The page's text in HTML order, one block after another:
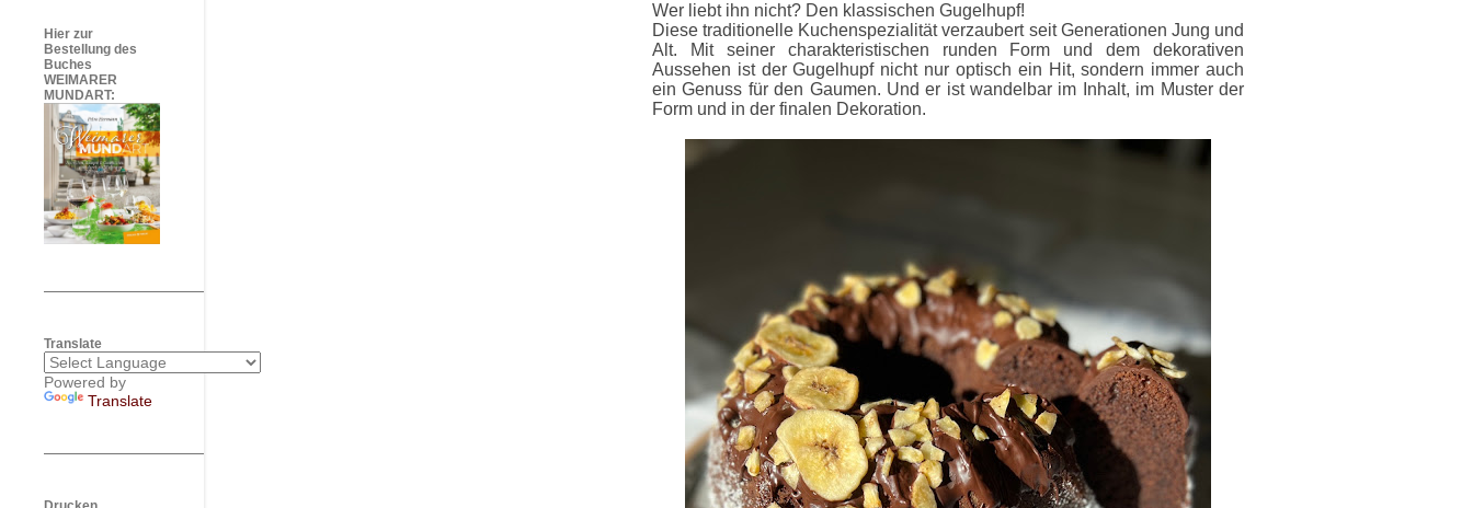
Wer liebt ihn nicht? Den klassischen Gugelhupf!
Diese traditionelle Kuchenspezialität verzaubert seit Generationen Jung und
Alt. Mit seiner charakteristischen runden Form und dem dekorativen
Aussehen ist der Gugelhupf nicht nur optisch ein Hit, sondern immer auch
ein Genuss für den Gaumen. Und er ist wandelbar im Inhalt, im Muster der
Form und in der finalen Dekoration.
Hier zur
Bestellung des
Buches
WEIMARER
MUNDART:
Translate
Powered by
Translate